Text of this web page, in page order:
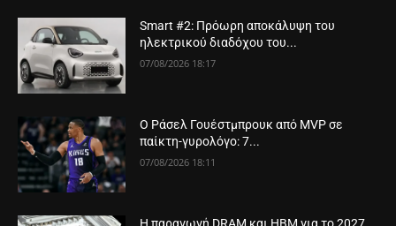
Smart #2: Πρόωρη αποκάλυψη του
ηλεκτρικού διαδόχου του...
07/08/2026 18:17
Ο Ράσελ Γουέστμπρουκ από MVP σε
παίκτη-γυρολόγο: 7...
07/08/2026 18:11
Η παραγωγή DRAM και HBM για το 2027...